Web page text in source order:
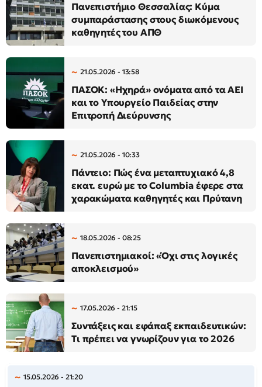
Πανεπιστήμιο Θεσσαλίας: Κύμα
συμπαράστασης στους διωκόμενους
καθηγητές του ΑΠΘ
21.05.2026 - 13:58
ΠΑΣΟΚ: «Ηχηρά» ονόματα από τα ΑΕΙ
και το Υπουργείο Παιδείας στην
Επιτροπή Διεύρυνσης
21.05.2026 - 10:33
Πάντειο: Πώς ένα μεταπτυχιακό 4,8
εκατ. ευρώ με το Columbia έφερε στα
χαρακώματα καθηγητές και Πρύτανη
18.05.2026 - 08:25
Πανεπιστημιακοί: «Όχι στις λογικές
αποκλεισμού»
17.05.2026 - 21:15
Συντάξεις και εφάπαξ εκπαιδευτικών:
Τι πρέπει να γνωρίζουν για το 2026
15.05.2026 - 21:20